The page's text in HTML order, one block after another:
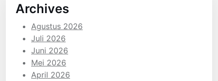
Archives
Agustus 2026
Juli 2026
Juni 2026
Mei 2026
April 2026